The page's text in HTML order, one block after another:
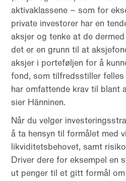
aktivaklassene – som for
private investorer har en
aksjer og tenke at de
det er en grunn til at
aksjer i porteføljen for å
fond, som tilfredsstiller
har omfattende krav til blant
sier Hänninen.
Når du velger
å ta hensyn til formålet med
likviditetsbehovet, samt
Driver dere for eksempel en
ut penger til et gitt formål om